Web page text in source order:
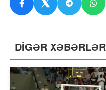
DİGƏR XƏBƏRLƏR